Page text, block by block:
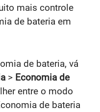
mais controle
de bateria em
de bateria, vá
> Economia de
entre o modo
de bateria